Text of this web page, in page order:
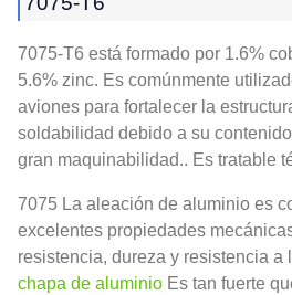
7075-T6 está formado por 1.6%
5.6% zinc. Es comúnmente
aviones para fortalecer la
soldabilidad debido a su
gran maquinabilidad.. Es tratable
7075 La aleación de aluminio es
excelentes propiedades
resistencia, dureza y resistencia a
chapa de aluminio Es tan fuerte